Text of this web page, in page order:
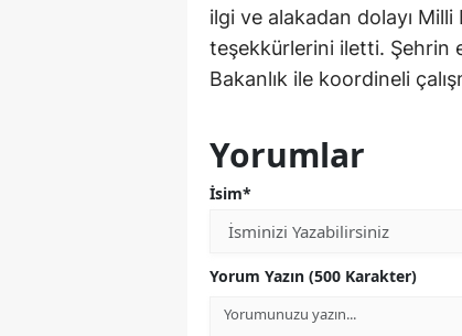
ilgi ve alakadan dolayı Milli
teşekkürlerini iletti. Şehrin
Bakanlık ile koordineli
Yorumlar
İsim*
Yorum Yazın (500 Karakter)